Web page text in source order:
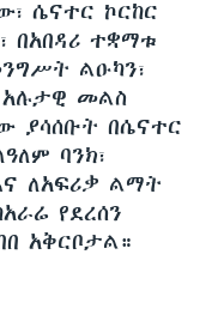
ሴናተር ኮርከር
በአበዳሪ ተቋማቱ
ልዑካን፣
አሉታዊ መልስ
ያሳሰቡት በሴናተር
ባንክ፣
ለአፍሪቃ ልማት
የደረሰን
አቅርቦታል።